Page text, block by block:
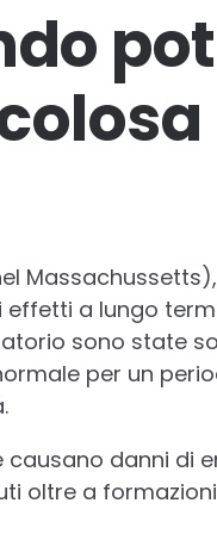
a lungo
sono state
per un
danni di
oltre a